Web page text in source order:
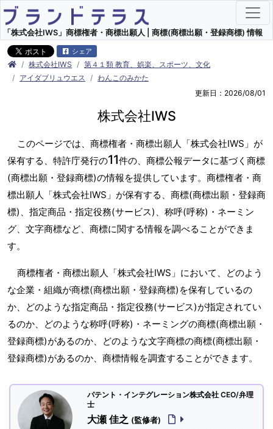
「株式会社IWS」商標権者・商標出願人 | 商標(商標出願・登録商標) 情報
シェア
株式会社IWS
第４１類 教育、娯楽、スポーツ、文化
アイダブリュウエス
わんこのみかた
更新日：2026/08/01
株式会社IWS
このページでは、商標権者・商標出願人「株式会社IWS」が
保有する、特許庁発行の11件の、商標公報データに基づく商標
(商標出願・登録商標)の情報を提供しています。商標権者・商
標出願人「株式会社IWS」が保有する、商標(商標出願・登録商
標)、指定商品・指定役務(サービス)、称呼(呼称)・ネーミン
グ、文字商標など、商標に関する情報を調べることができま
す。
商標権者・商標出願人「株式会社IWS」において、どのよう
な企業・組織が商標(商標出願・登録商標)を保有しているの
か、どのような指定商品・指定役務(サービス)が指定されてい
るのか、どのような称呼(呼称)・ネーミングの商標(商標出願・
登録商標)があるのか、どのような文字商標の商標(商標出願・
登録商標)があるのか、商標情報を調査することができます。
パテント・インテグレーション株式会社 CEO/弁理
士
大瀬 佳之 (監修者)